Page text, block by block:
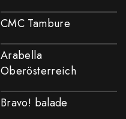
CMC Tambure
Arabella
Oberösterreich
Bravo! balade